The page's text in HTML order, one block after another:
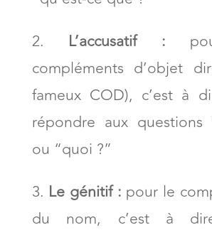
L’accusatif :
compléments d’objet
fameux COD), c’est à
répondre aux questions
ou “quoi ?”
Le génitif : pour le
du nom, c’est à